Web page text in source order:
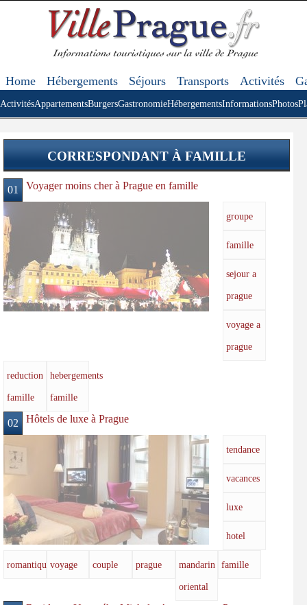
Home Hébergements Séjours Transports Activités
ActivitésAppartementsBurgersGastronomieHébergementsInformationsPhotos
CORRESPONDANT À FAMILLE
01 Voyager moins cher à Prague en famille
groupe
famille
sejour a
prague
voyage a
prague
reduction
famille
hebergements
famille
02 Hôtels de luxe à Prague
tendance
vacances
luxe
hotel
romantiquevoyage couple prague
mandarin
oriental
famille